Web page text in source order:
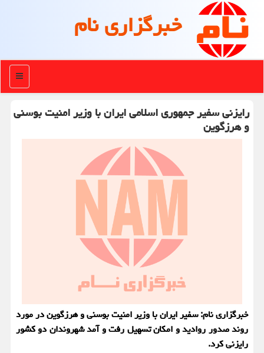
خبرگزاری نام
منو
رایزنی سفیر جمهوری اسلامی ایران با وزیر امنیت بوسنی
و هرزگوین
خبرگزاری نام: سفیر ایران با وزیر امنیت بوسنی و هرزگوین در مورد
روند صدور روادید و امكان تسهیل رفت و آمد شهروندان دو كشور
رایزنی كرد.